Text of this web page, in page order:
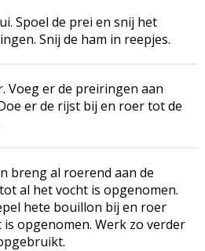
Spoel de prei en snij het
Snij de ham in reepjes.
Voeg er de preiringen aan
er de rijst bij en roer tot de
breng al roerend aan de
al het vocht is opgenomen.
hete bouillon bij en roer
opgenomen. Werk zo verder